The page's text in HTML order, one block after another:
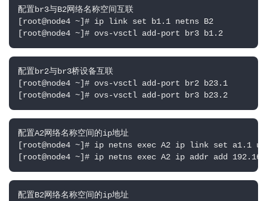
配置br3与B2网络名称空间互联
[root@node4 ~]# ip link set b1.1 netns B2
[root@node4 ~]# ovs-vsctl add-port br3 b1.2
配置br2与br3桥设备互联
[root@node4 ~]# ovs-vsctl add-port br2 b23.1
[root@node4 ~]# ovs-vsctl add-port br3 b23.2
配置A2网络名称空间的ip地址
[root@node4 ~]# ip netns exec A2 ip link set a1.1 up
[root@node4 ~]# ip netns exec A2 ip addr add
配置B2网络名称空间的ip地址